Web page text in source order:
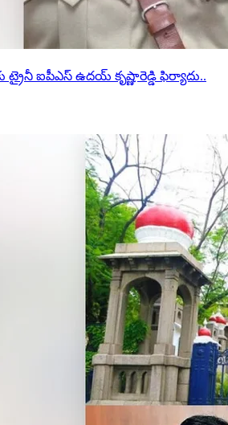
ట్రైనీ ఐపీఎస్ ఉదయ్ కృష్ణారెడ్డి ఫిర్యాదు..